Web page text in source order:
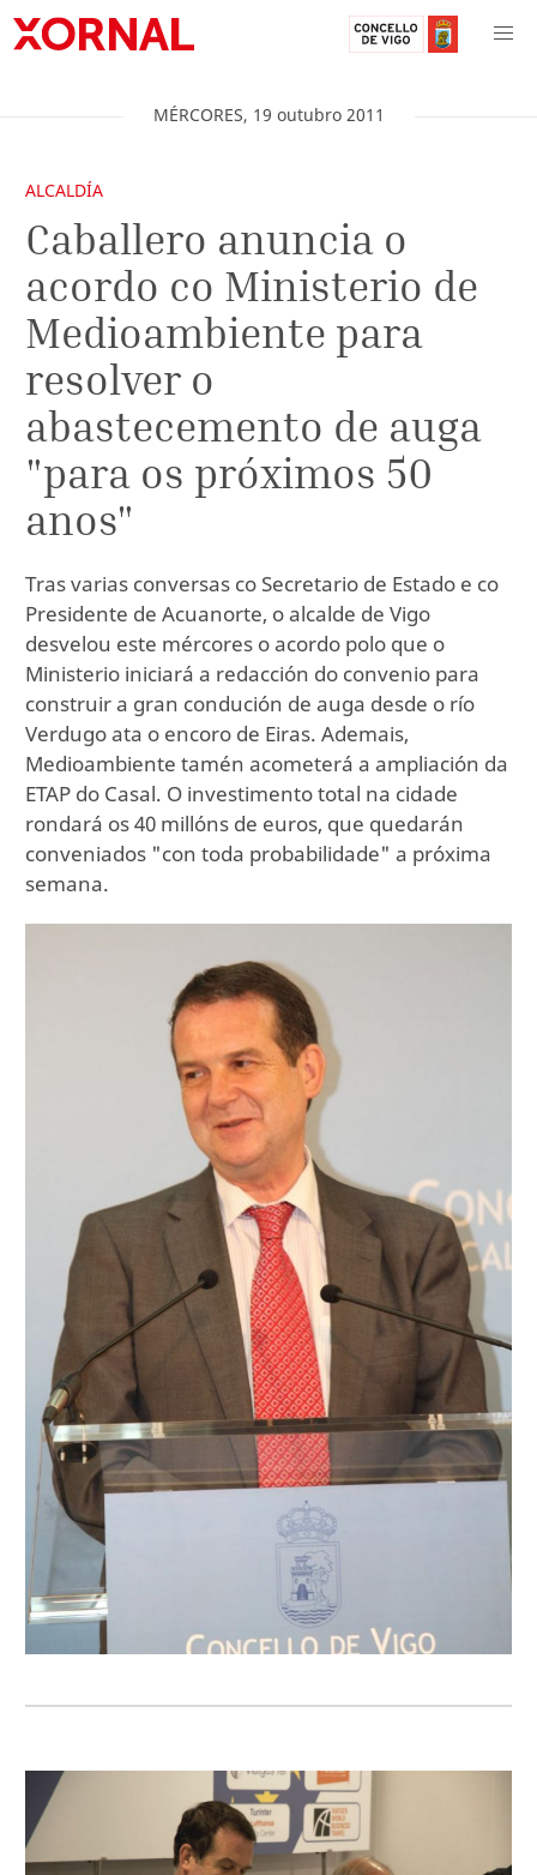
MÉRCORES, 19 outubro 2011
ALCALDÍA
Caballero anuncia o
acordo co Ministerio de
Medioambiente para
resolver o
abastecemento de auga
"para os próximos 50
anos"
Tras varias conversas co Secretario de Estado e co
Presidente de Acuanorte, o alcalde de Vigo
desvelou este mércores o acordo polo que o
Ministerio iniciará a redacción do convenio para
construir a gran condución de auga desde o río
Verdugo ata o encoro de Eiras. Ademais,
Medioambiente tamén acometerá a ampliación da
ETAP do Casal. O investimento total na cidade
rondará os 40 millóns de euros, que quedarán
conveniados "con toda probabilidade" a próxima
semana.